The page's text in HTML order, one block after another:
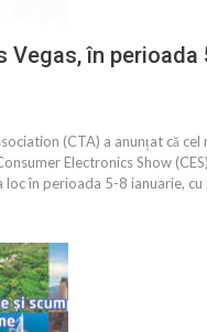
Vegas, în perioada
(CTA) a anunțat că cel
Electronics Show
loc în perioada 5-8 ianuarie,